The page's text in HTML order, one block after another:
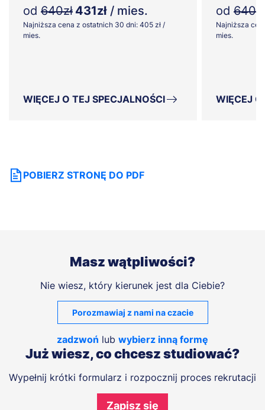
od 640zł 431zł / mies.
Najniższa cena z ostatnich 30 dni: 405 zł /
mies.
WIĘCEJ O TEJ SPECJALNOŚCI
od 640zł
Najniższa
mies.
WIĘCEJ
POBIERZ STRONĘ DO PDF
Masz wątpliwości?
Nie wiesz, który kierunek jest dla Ciebie?
Porozmawiaj z nami na czacie
zadzwoń lub wybierz inną formę
Już wiesz, co chcesz studiować?
Wypełnij krótki formularz i rozpocznij proces rekrutacji
Zapisz się